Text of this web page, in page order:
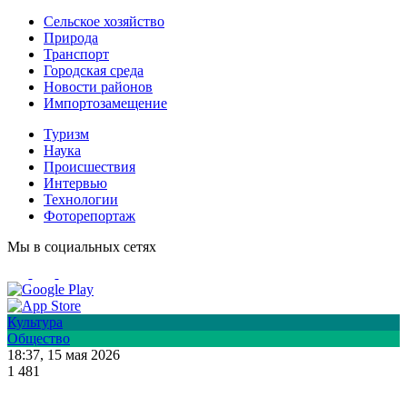
Сельское хозяйство
Природа
Транспорт
Городская среда
Новости районов
Импортозамещение
Туризм
Наука
Происшествия
Интервью
Технологии
Фоторепортаж
Мы в социальных сетях
Культура
Общество
18:37, 15 мая 2026
1 481